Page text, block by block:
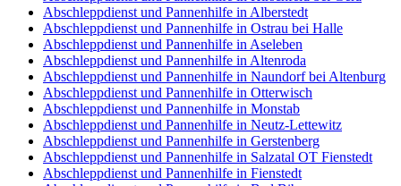
Abschleppdienst und Pannenhilfe in Alberstedt
Abschleppdienst und Pannenhilfe in Ostrau bei Halle
Abschleppdienst und Pannenhilfe in Aseleben
Abschleppdienst und Pannenhilfe in Altenroda
Abschleppdienst und Pannenhilfe in Naundorf bei Altenburg
Abschleppdienst und Pannenhilfe in Otterwisch
Abschleppdienst und Pannenhilfe in Monstab
Abschleppdienst und Pannenhilfe in Neutz-Lettewitz
Abschleppdienst und Pannenhilfe in Gerstenberg
Abschleppdienst und Pannenhilfe in Salzatal OT Fienstedt
Abschleppdienst und Pannenhilfe in Fienstedt